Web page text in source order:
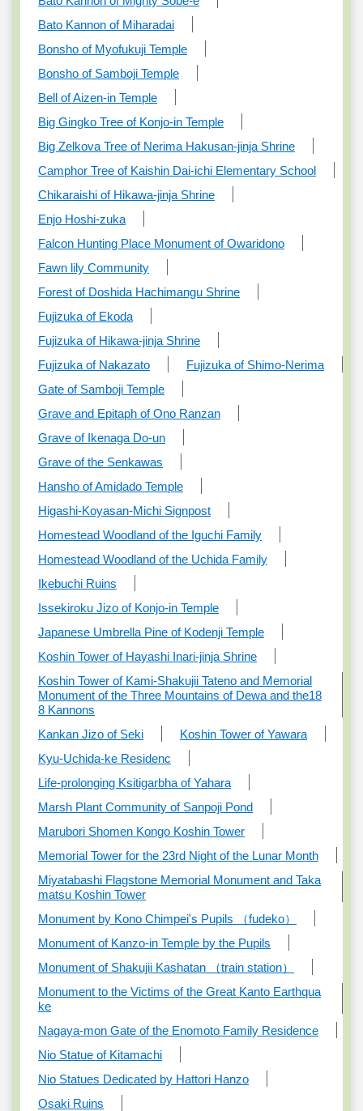
Bato Kannon of Miharadai
Bonsho of Myofukuji Temple
Bonsho of Samboji Temple
Bell of Aizen-in Temple
Big Gingko Tree of Konjo-in Temple
Big Zelkova Tree of Nerima Hakusan-jinja Shrine
Camphor Tree of Kaishin Dai-ichi Elementary School
Chikaraishi of Hikawa-jinja Shrine
Enjo Hoshi-zuka
Falcon Hunting Place Monument of Owaridono
Fawn lily Community
Forest of Doshida Hachimangu Shrine
Fujizuka of Ekoda
Fujizuka of Hikawa-jinja Shrine
Fujizuka of Nakazato
Fujizuka of Shimo-Nerima
Gate of Samboji Temple
Grave and Epitaph of Ono Ranzan
Grave of Ikenaga Do-un
Grave of the Senkawas
Hansho of Amidado Temple
Higashi-Koyasan-Michi Signpost
Homestead Woodland of the Iguchi Family
Homestead Woodland of the Uchida Family
Ikebuchi Ruins
Issekiroku Jizo of Konjo-in Temple
Japanese Umbrella Pine of Kodenji Temple
Koshin Tower of Hayashi Inari-jinja Shrine
Koshin Tower of Kami-Shakujii Tateno and Memorial
Monument of the Three Mountains of Dewa and the18
8 Kannons
Kankan Jizo of Seki
Koshin Tower of Yawara
Kyu-Uchida-ke Residenc
Life-prolonging Ksitigarbha of Yahara
Marsh Plant Community of Sanpoji Pond
Marubori Shomen Kongo Koshin Tower
Memorial Tower for the 23rd Night of the Lunar Month
Miyatabashi Flagstone Memorial Monument and Taka
matsu Koshin Tower
Monument by Kono Chimpei's Pupils （fudeko）
Monument of Kanzo-in Temple by the Pupils
Monument of Shakujii Kashatan （train station）
Monument to the Victims of the Great Kanto Earthqua
ke
Nagaya-mon Gate of the Enomoto Family Residence
Nio Statue of Kitamachi
Nio Statues Dedicated by Hattori Hanzo
Osaki Ruins